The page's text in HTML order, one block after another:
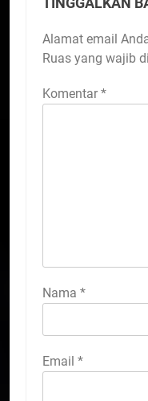
Alamat email
Ruas yang wajib
Komentar *
Nama *
Email *